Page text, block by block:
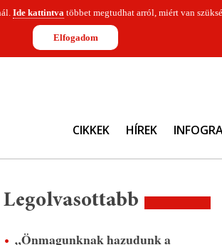
Ide kattintvatöbbet megtudhat arról, miért van
Elfogadom
CIKKEK HÍREK
Legolvasottabb
„Önmagunknak hazudunk a